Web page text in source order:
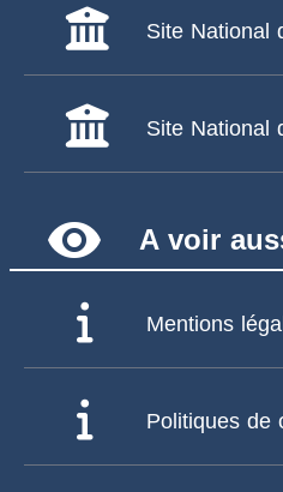
Site National
Site National
remove_red_eye A voir
Mentions
Politiques de